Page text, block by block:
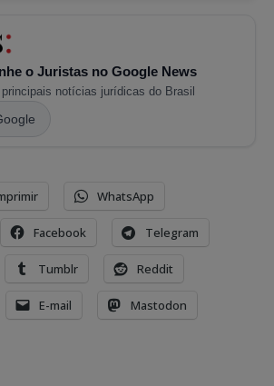
o Juristas no Google News
notícias jurídicas do Brasil
WhatsApp
Facebook Telegram
Tumblr Reddit
E-mail Mastodon